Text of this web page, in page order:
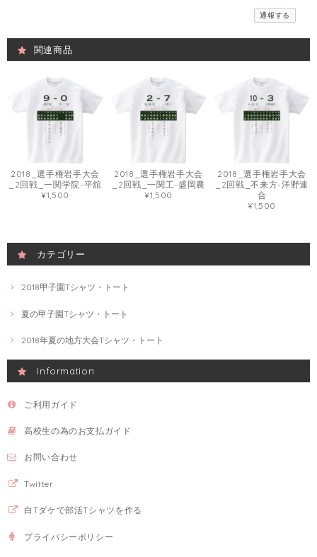
通報する
関連商品
2018_選手権岩手大会
_2回戦_一関学院-平舘
¥1,500
2018_選手権岩手大会
_2回戦_一関工-盛岡農
¥1,500
2018_選手権岩手大会
_2回戦_不来方-洋野連
合
¥1,500
カテゴリー
2018甲子園Tシャツ・トート
夏の甲子園Tシャツ・トート
2018年夏の地方大会Tシャツ・トート
Information
ご利用ガイド
高校生の為のお支払ガイド
お問い合わせ
Twitter
白Tダケで部活Tシャツを作る
プライバシーポリシー